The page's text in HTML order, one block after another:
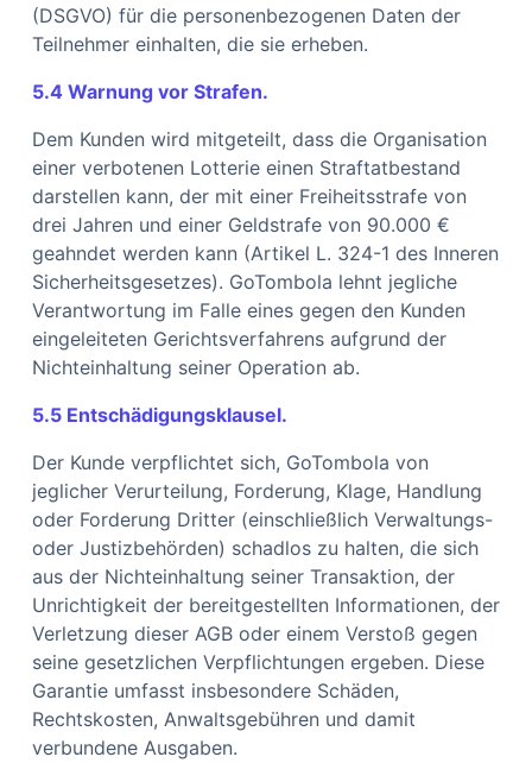
(DSGVO) für die personenbezogenen Daten der
Teilnehmer einhalten, die sie erheben.
5.4 Warnung vor Strafen.
Dem Kunden wird mitgeteilt, dass die Organisation
einer verbotenen Lotterie einen Straftatbestand
darstellen kann, der mit einer Freiheitsstrafe von
drei Jahren und einer Geldstrafe von 90.000 €
geahndet werden kann (Artikel L. 324-1 des Inneren
Sicherheitsgesetzes). GoTombola lehnt jegliche
Verantwortung im Falle eines gegen den Kunden
eingeleiteten Gerichtsverfahrens aufgrund der
Nichteinhaltung seiner Operation ab.
5.5 Entschädigungsklausel.
Der Kunde verpflichtet sich, GoTombola von
jeglicher Verurteilung, Forderung, Klage, Handlung
oder Forderung Dritter (einschließlich Verwaltungs-
oder Justizbehörden) schadlos zu halten, die sich
aus der Nichteinhaltung seiner Transaktion, der
Unrichtigkeit der bereitgestellten Informationen, der
Verletzung dieser AGB oder einem Verstoß gegen
seine gesetzlichen Verpflichtungen ergeben. Diese
Garantie umfasst insbesondere Schäden,
Rechtskosten, Anwaltsgebühren und damit
verbundene Ausgaben.